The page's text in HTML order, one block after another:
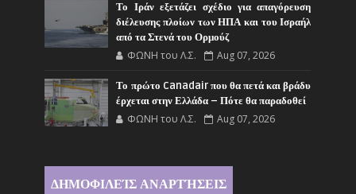
Το Ιράν εξετάζει σχέδιο για απαγόρευση
διέλευσης πλοίων των ΗΠΑ και του Ισραήλ
από τα Στενά του Ορμούζ
ΦΩΝΗ του Λ.Σ. Aug 07, 2026
Το πρώτο Canadair που θα πετά και βράδυ
έρχεται στην Ελλάδα – Πότε θα παραδοθεί
ΦΩΝΗ του Λ.Σ. Aug 07, 2026
ΔΗΜΟΦΙΛΕΊΣ ΑΝΑΡΤΉΣΕΙΣ